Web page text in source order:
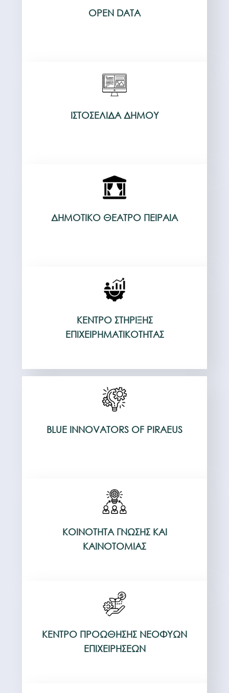
OPEN DATA
ΙΣΤΟΣΕΛΊΔΑ ΔΉΜΟΥ
ΔΗΜΟΤΙΚΌ ΘΈΑΤΡΟ ΠΕΙΡΑΙΆ
ΚΈΝΤΡΟ ΣΤΉΡΙΞΗΣ
ΕΠΙΧΕΙΡΗΜΑΤΙΚΌΤΗΤΑΣ
BLUE INNOVATORS OF PIRAEUS
ΚΟΙΝΌΤΗΤΑ ΓΝΏΣΗΣ ΚΑΙ
ΚΑΙΝΟΤΟΜΊΑΣ
ΚΈΝΤΡΟ ΠΡΟΏΘΗΣΗΣ ΝΕΟΦΥΏΝ
ΕΠΙΧΕΙΡΉΣΕΩΝ